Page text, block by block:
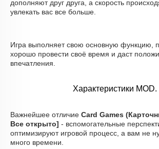
дополняют друг друга, а скорость
увлекать вас все больше.
Игра выполняет свою основную функцию,
хорошо провести своё время и даст
впечатления.
Характеристики MOD.
Важнейшее отличие Card Games
Все открыто] - вспомогательные
оптимизируют игровой процесс, а вам не
много времени.